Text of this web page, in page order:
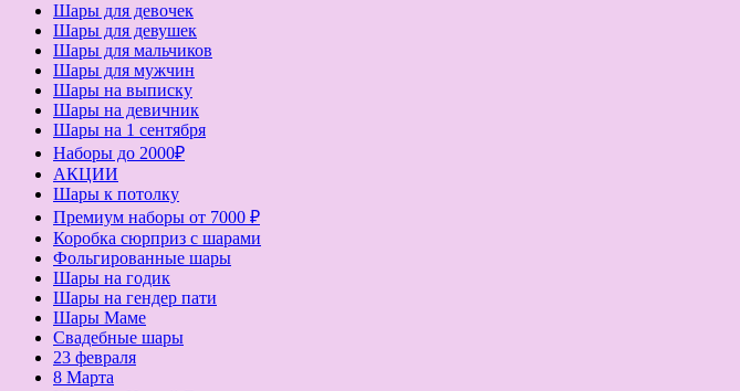
Шары для девочек
Шары для девушек
Шары для мальчиков
Шары для мужчин
Шары на выписку
Шары на девичник
Шары на 1 сентября
Наборы до 2000₽
АКЦИИ
Шары к потолку
Премиум наборы от 7000 ₽
Коробка сюрприз с шарами
Фольгированные шары
Шары на годик
Шары на гендер пати
Шары Маме
Свадебные шары
23 февраля
8 Марта